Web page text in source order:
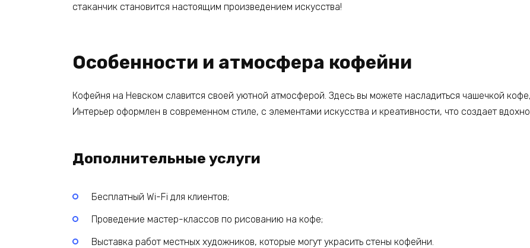
стаканчик становится настоящим произведением искусства!
Особенности и атмосфера кофейни
Кофейня на Невском славится своей уютной атмосферой. Здесь вы можете насладиться чашечкой
Интерьер оформлен в современном стиле, с элементами искусства и креативности, что создает
Дополнительные услуги
Бесплатный Wi-Fi для клиентов;
Проведение мастер-классов по рисованию на кофе;
Выставка работ местных художников, которые могут украсить стены кофейни.